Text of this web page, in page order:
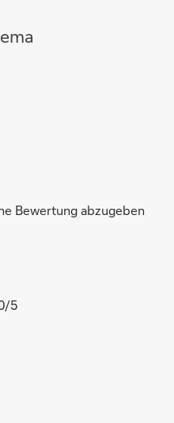
Bewertung abzugeben
5